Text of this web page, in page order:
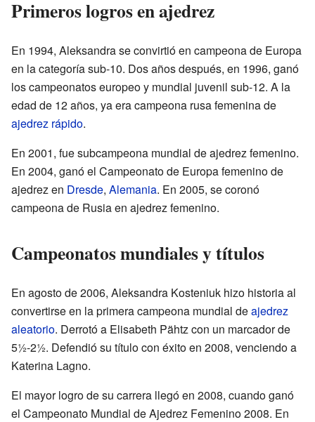
Primeros logros en ajedrez
En 1994, Aleksandra se convirtió en campeona de Europa
en la categoría sub-10. Dos años después, en 1996, ganó
los campeonatos europeo y mundial juvenil sub-12. A la
edad de 12 años, ya era campeona rusa femenina de
ajedrez rápido.
En 2001, fue subcampeona mundial de ajedrez femenino.
En 2004, ganó el Campeonato de Europa femenino de
ajedrez en Dresde, Alemania. En 2005, se coronó
campeona de Rusia en ajedrez femenino.
Campeonatos mundiales y títulos
En agosto de 2006, Aleksandra Kosteniuk hizo historia al
convertirse en la primera campeona mundial deajedrez
aleatorio. Derrotó a Elisabeth Pähtz con un marcador de
5½-2½. Defendió su título con éxito en 2008, venciendo a
Katerina Lagno.
El mayor logro de su carrera llegó en 2008, cuando ganó
el Campeonato Mundial de Ajedrez Femenino 2008. En